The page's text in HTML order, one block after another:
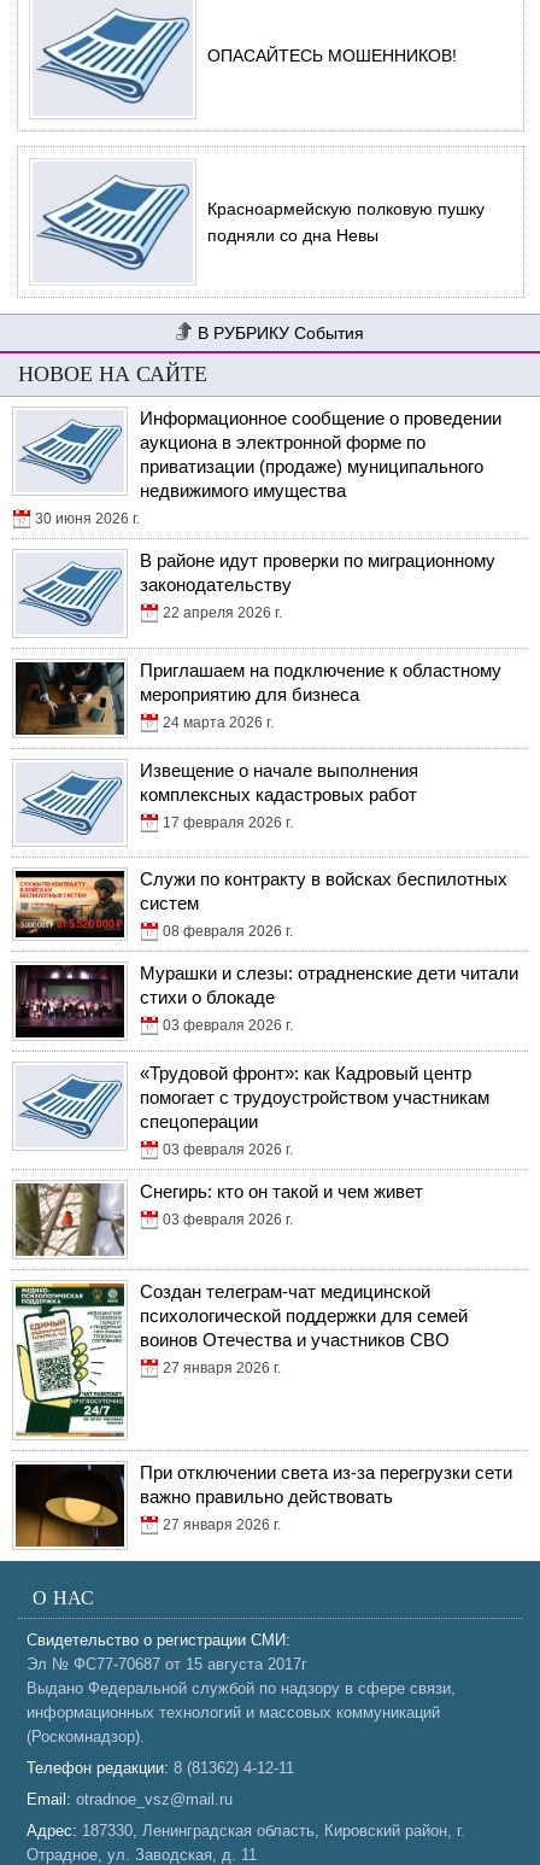
ОПАСАЙТЕСЬ МОШЕННИКОВ!
Красноармейскую полковую пушку
подняли со дна Невы
События
НОВОЕ НА САЙТЕ
Информационное сообщение о проведении
аукциона в электронной форме по
приватизации (продаже) муниципального
недвижимого имущества
30 июня 2026 г.
В районе идут проверки по миграционному
законодательству
22 апреля 2026 г.
Приглашаем на подключение к областному
мероприятию для бизнеса
24 марта 2026 г.
Извещение о начале выполнения
комплексных кадастровых работ
17 февраля 2026 г.
Служи по контракту в войсках беспилотных
систем
08 февраля 2026 г.
Мурашки и слезы: отрадненские дети читали
стихи о блокаде
03 февраля 2026 г.
«Трудовой фронт»: как Кадровый центр
помогает с трудоустройством участникам
спецоперации
03 февраля 2026 г.
Снегирь: кто он такой и чем живет
03 февраля 2026 г.
Создан телеграм-чат медицинской
психологической поддержки для семей
воинов Отечества и участников СВО
27 января 2026 г.
При отключении света из-за перегрузки сети
важно правильно действовать
27 января 2026 г.
О НАС
Свидетельство о регистрации СМИ:
Эл № ФС77-70687 от 15 августа 2017г
Выдано Федеральной службой по надзору в сфере связи,
информационных технологий и массовых коммуникаций
(Роскомнадзор).
Телефон редакции: 8 (81362) 4-12-11
Email: otradnoe_vsz@mail.ru
Адрес: 187330, Ленинградская область, Кировский район, г.
Отрадное, ул. Заводская, д. 11